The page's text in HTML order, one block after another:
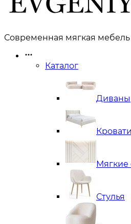
Современная мягкая
Каталог
Диваны
Кровати
Мягкие
Стулья